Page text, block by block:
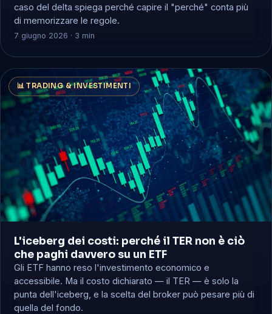
caso del delta spiega perché capire il "perché" conta più
di memorizzare le regole.
7 giugno 2026 · 3 min
📊 TRADING & INVESTIMENTI
L'iceberg dei costi: perché il TER non è ciò
che paghi davvero su un ETF
Gli ETF hanno reso l'investimento economico e
accessibile. Ma il costo dichiarato — il TER — è solo la
punta dell'iceberg, e la scelta del broker può pesare più di
quella del fondo.